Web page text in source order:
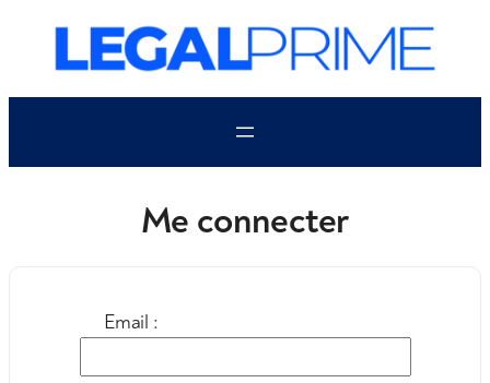
contenu
Me connecter
Email :